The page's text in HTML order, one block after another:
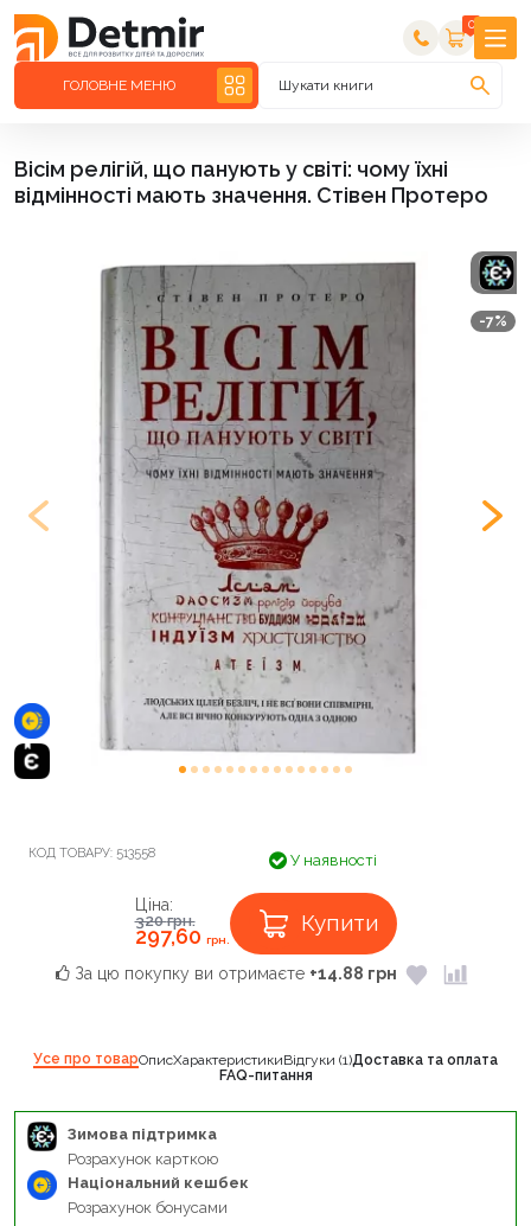
0
ГОЛОВНЕ МЕНЮ Шукати книги
Вісім релігій, що панують у світі: чому їхні
відмінності мають значення. Стівен Протеро
-7%
КОД ТОВАРУ: 513558 У наявності
Ціна:
320грн.
297,60 грн.
Купити
За цю покупку ви отримаєте +14.88 грн
Усе про товарОписХарактеристикиВідгуки (1)Доставка та оплата
FAQ-питання
Зимова підтримка
Розрахунок карткою
Національний кешбек
Розрахунок бонусами